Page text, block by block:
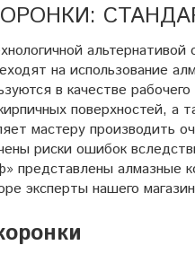
на использование
в качестве
поверхностей, а
мастеру производить
риски ошибок
представлены алмазные
эксперты нашего